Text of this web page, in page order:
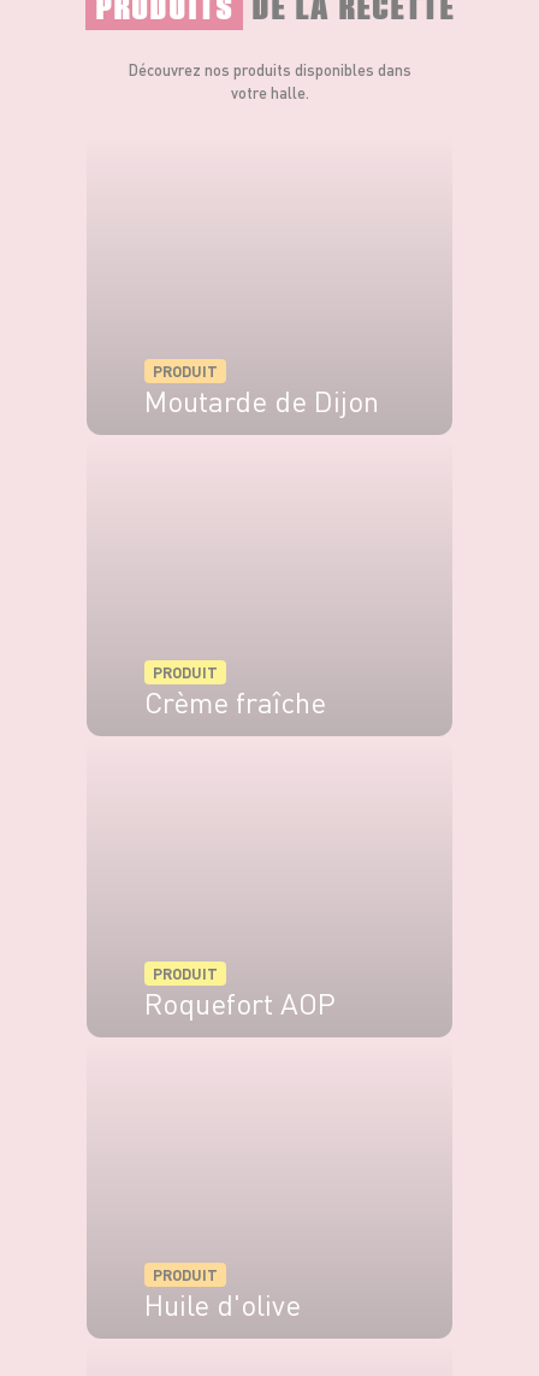
Découvrez nos produits disponibles dans
votre halle.
PRODUIT
Moutarde de Dijon
PRODUIT
Crème fraîche
PRODUIT
Roquefort AOP
PRODUIT
Huile d'olive